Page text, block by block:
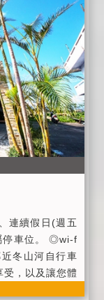
貴重物品、請
請見諒。 5、
無條件取消您
寵物入住，違
還。 7、夜間11
party，以免擾
客以外人士入
傢具、家電等)
◎附早餐券，
票 ◎提供旅遊
賞鯨等套裝行
退費，因為包
月！ （泳池開
鄰，違者觀光
上08:30~10:
午三點至九點
連續假日(週五
車位。 ◎wi-f
冬山河自行車
，以及讓您體
子烘焙。 ◎提